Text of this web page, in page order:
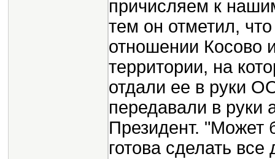
причисляем к
тем он отметил,
отношении Косово
территории, на
отдали ее в руки
передавали в руки
Президент. "Может
готова сделать